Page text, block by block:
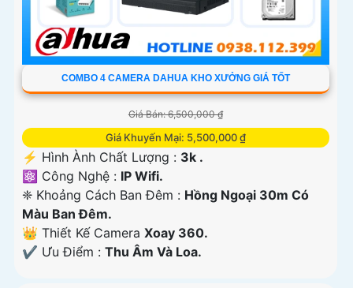
COMBO 4 CAMERA DAHUA KHO XƯỞNG GIÁ TỐT
Giá Bán: 6,500,000 ₫
Giá Khuyến Mại: 5,500,000 ₫
️⚡ Hình Ành Chất Lượng : 3k .
⚛️ Công Nghệ : IP Wifi.
❈ Khoảng Cách Ban Đêm : Hồng Ngoại 30m Có
Màu Ban Ðêm.
👑 Thiết Kế Camera Xoay 360.
️✔️ Ưu Điểm : Thu Âm Và Loa.